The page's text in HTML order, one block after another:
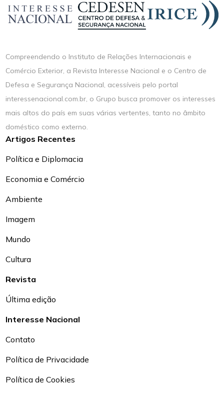
Compreendendo o Instituto de Relações Internacionais e
Comércio Exterior, a Revista Interesse Nacional e o Centro de
Defesa e Segurança Nacional, acessíveis pelo portal
interessenacional.com.br, o Grupo busca promover os interesses
mais altos do país em suas várias vertentes, tanto no âmbito
doméstico como externo.
Artigos Recentes
Política e Diplomacia
Economia e Comércio
Ambiente
Imagem
Mundo
Cultura
Revista
Última edição
Interesse Nacional
Contato
Política de Privacidade
Política de Cookies